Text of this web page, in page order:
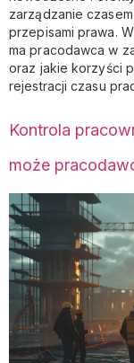
zarządzanie
przepisami prawa.
ma pracodawca w
oraz jakie korzyści
rejestracji czasu
Kontrola
może